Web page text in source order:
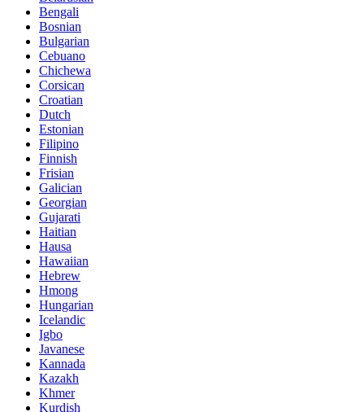
Bengali
Bosnian
Bulgarian
Cebuano
Chichewa
Corsican
Croatian
Dutch
Estonian
Filipino
Finnish
Frisian
Galician
Georgian
Gujarati
Haitian
Hausa
Hawaiian
Hebrew
Hmong
Hungarian
Icelandic
Igbo
Javanese
Kannada
Kazakh
Khmer
Kurdish